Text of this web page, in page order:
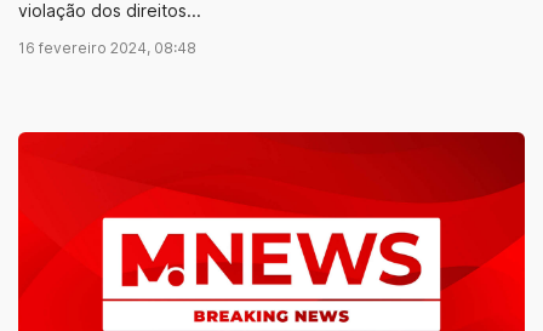
violação dos direitos...
16 fevereiro 2024, 08:48